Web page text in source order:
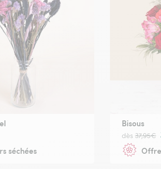
séchées
Bisous
dès 37,95€